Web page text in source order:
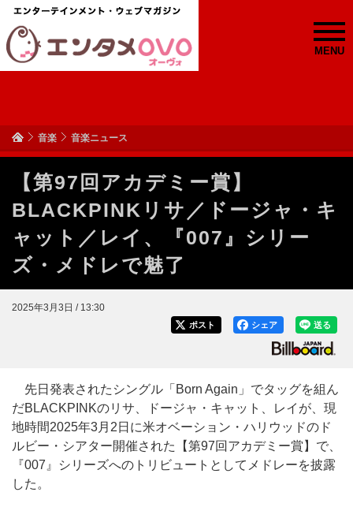
MENU
音楽 音楽ニュース
【第97回アカデミー賞】
BLACKPINKリサ／ドージャ・キ
ャット／レイ、『007』シリー
ズ・メドレで魅了
2025年3月3日 / 13:30
送る
シェア
ポスト
先日発表されたシングル「Born Again」でタッグを組ん
だBLACKPINKのリサ、ドージャ・キャット、レイが、現
地時間2025年3月2日に米オベーション・ハリウッドのド
ルビー・シアター開催された【第97回アカデミー賞】で、
『007』シリーズへのトリビュートとしてメドレーを披露
した。